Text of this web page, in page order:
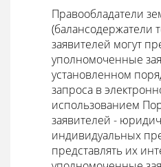
Правообладатели
(балансодержатели
заявителей могут
уполномоченные
установленном
запроса в
использованием
заявителей -
индивидуальных
представлять их